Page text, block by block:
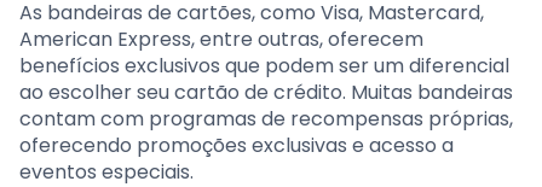
As bandeiras de cartões, como Visa, Mastercard,
American Express, entre outras, oferecem
benefícios exclusivos que podem ser um diferencial
ao escolher seu cartão de crédito. Muitas bandeiras
contam com programas de recompensas próprias,
oferecendo promoções exclusivas e acesso a
eventos especiais.